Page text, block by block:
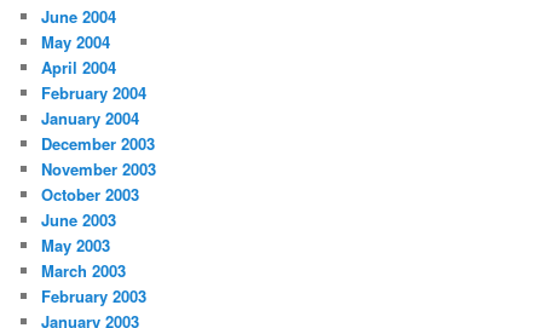
June 2004
May 2004
April 2004
February 2004
January 2004
December 2003
November 2003
October 2003
June 2003
May 2003
March 2003
February 2003
January 2003